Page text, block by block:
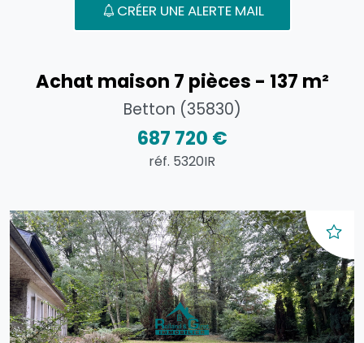
CRÉER UNE ALERTE MAIL
Achat maison 7 pièces - 137 m²
Betton (35830)
687 720 €
réf. 5320IR